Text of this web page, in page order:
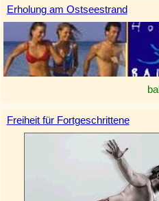
Erholung am Ostseestrand
Freiheit für Fortgeschrittene